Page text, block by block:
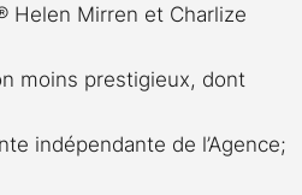
Helen Mirren et Charlize
moins prestigieux, dont
indépendante de l’Agence;